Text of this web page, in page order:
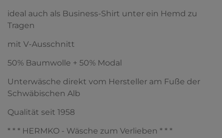
ideal auch als Business-Shirt unter ein Hemd zu
Tragen
mit V-Ausschnitt
50% Baumwolle + 50% Modal
Unterwäsche direkt vom Hersteller am Fuße der
Schwäbischen Alb
Qualität seit 1958
* * * HERMKO - Wäsche zum Verlieben * * *